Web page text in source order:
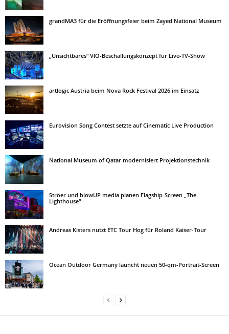
grandMA3 für die Eröffnungsfeier beim Zayed National Museum
„Unsichtbares“ VIO-Beschallungskonzept für Live-TV-Show
artlogic Austria beim Nova Rock Festival 2026 im Einsatz
Eurovision Song Contest setzte auf Cinematic Live Production
National Museum of Qatar modernisiert Projektionstechnik
Ströer und blowUP media planen Flagship-Screen „The
Lighthouse“
Andreas Kisters nutzt ETC Tour Hog für Roland Kaiser-Tour
Ocean Outdoor Germany launcht neuen 50-qm-Portrait-Screen